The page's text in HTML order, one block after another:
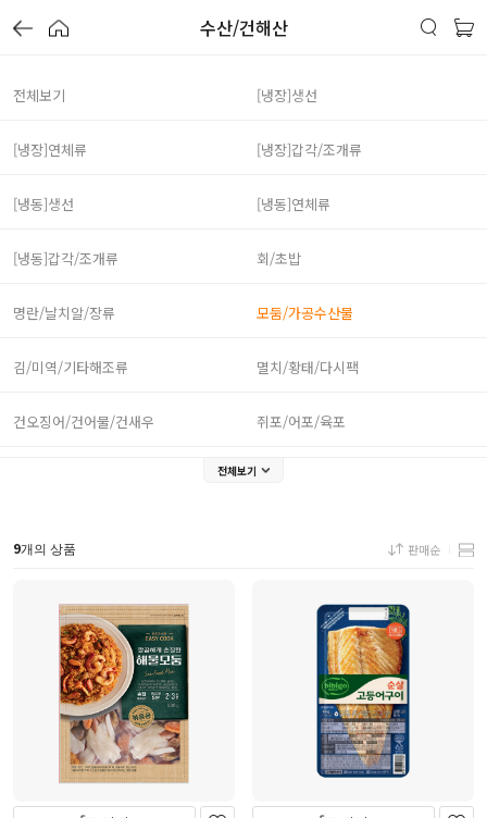
수산/건해산
전체보기 [냉장]생선
[냉장]연체류 [냉장]갑각/조개류
[냉동]생선 [냉동]연체류
[냉동]갑각/조개류 회/초밥
명란/날치알/장류 모둠/가공수산물
김/미역/기타해조류 멸치/황태/다시팩
건오징어/건어물/건새우 쥐포/어포/육포
전체보기
9개의 상품 판매순